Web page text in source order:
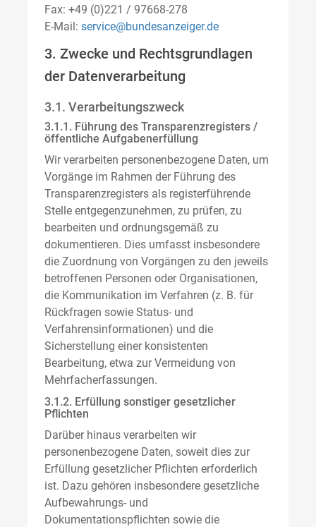
Fax: +49 (0)221 / 97668-278
E-Mail: service@bundesanzeiger.de
3. Zwecke und Rechtsgrundlagen
der Datenverarbeitung
3.1. Verarbeitungszweck
3.1.1. Führung des Transparenzregisters /
öffentliche Aufgabenerfüllung
Wir verarbeiten personenbezogene Daten, um
Vorgänge im Rahmen der Führung des
Transparenzregisters als registerführende
Stelle entgegenzunehmen, zu prüfen, zu
bearbeiten und ordnungsgemäß zu
dokumentieren. Dies umfasst insbesondere
die Zuordnung von Vorgängen zu den jeweils
betroffenen Personen oder Organisationen,
die Kommunikation im Verfahren (z. B. für
Rückfragen sowie Status- und
Verfahrensinformationen) und die
Sicherstellung einer konsistenten
Bearbeitung, etwa zur Vermeidung von
Mehrfacherfassungen.
3.1.2. Erfüllung sonstiger gesetzlicher
Pflichten
Darüber hinaus verarbeiten wir
personenbezogene Daten, soweit dies zur
Erfüllung gesetzlicher Pflichten erforderlich
ist. Dazu gehören insbesondere gesetzliche
Aufbewahrungs- und
Dokumentationspflichten sowie die